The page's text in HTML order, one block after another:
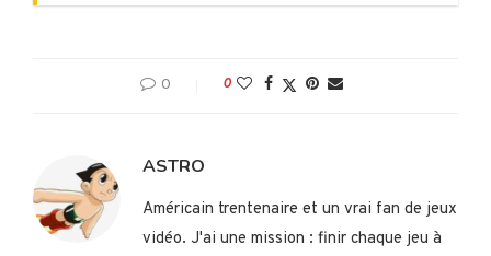
0 0
ASTRO
Américain trentenaire et un vrai fan de jeux
vidéo. J'ai une mission : finir chaque jeu à